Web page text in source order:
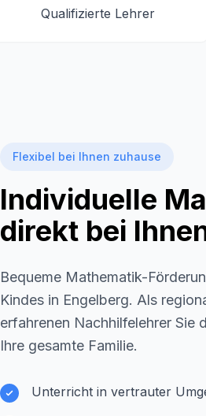
Qualifizierte Lehrer
Flexibel bei Ihnen zuhause
Individuelle
direkt bei
Bequeme Mathematik-
Kindes in Engelberg. Als
erfahrenen Nachhilfelehrer Sie
Ihre gesamte Familie.
Unterricht in vertrauter